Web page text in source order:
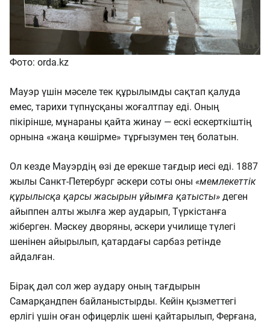
Фото: orda.kz
Мауэр үшін мәселе тек құрылымды сақтап қалуда
емес, тарихи түпнұсқаны жоғалтпау еді. Оның
пікірінше, мұнараны қайта жинау — ескі ескерткіштің
орнына «жаңа көшірме» тұрғызумен тең болатын.
Ол кезде Мауэрдің өзі де ерекше тағдыр иесі еді. 1887
жылы Санкт-Петербург әскери соты оны «мемлекеттік
құрылысқа қарсы жасырын ұйымға қатысты» деген
айыппен алты жылға жер аударып, Түркістанға
жіберген. Мәскеу дворяны, әскери училище түлегі
шенінен айырылып, қатардағы сарбаз ретінде
айдалған.
Бірақ дәл сол жер аудару оның тағдырын
Самарқандпен байланыстырды. Кейін қызметтегі
ерлігі үшін оған офицерлік шені қайтарылып, Ферғана,